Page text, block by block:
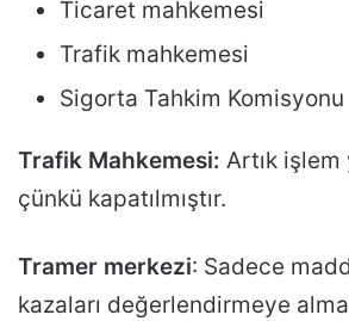
Ticaret mahkemesi
Trafik mahkemesi
Sigorta Tahkim Komisyonu
Trafik Mahkemesi: Artık işlem
çünkü kapatılmıştır.
Tramer merkezi: Sadece
kazaları değerlendirmeye